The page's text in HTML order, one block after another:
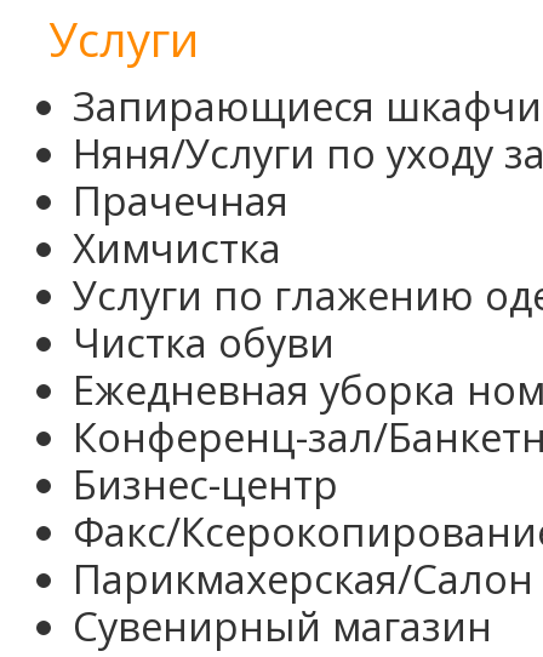
Услуги
Запирающиеся
Няня/Услуги по уходу
Прачечная
Химчистка
Услуги по глажению
Чистка обуви
Ежедневная уборка
Конференц-зал/
Бизнес-центр
Факс/
Парикмахерская/
Сувенирный магазин